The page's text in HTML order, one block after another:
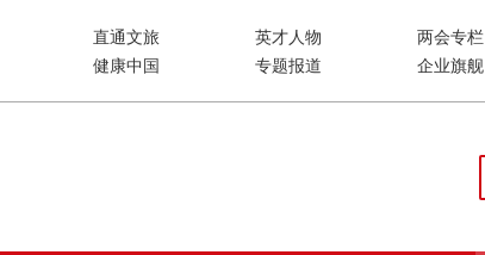
直通文旅 英才人物 两会专栏
健康中国 专题报道 企业旗舰